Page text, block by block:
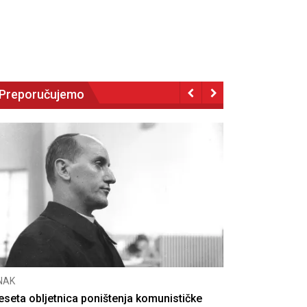
Preporučujemo
obljetnica poništenja komunističke